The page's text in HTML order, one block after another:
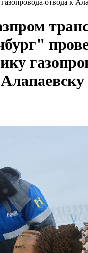
отвода к